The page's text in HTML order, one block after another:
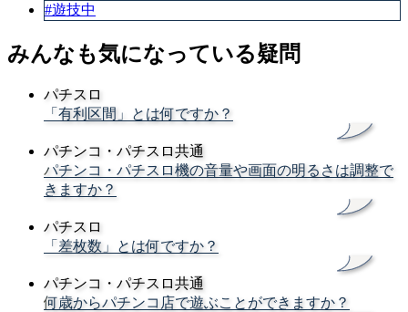
#遊技中
みんなも気になっている疑問
パチスロ
「有利区間」とは何ですか？
パチンコ・パチスロ共通
パチンコ・パチスロ機の音量や画面の明るさは調整で
きますか？
パチスロ
「差枚数」とは何ですか？
パチンコ・パチスロ共通
何歳からパチンコ店で遊ぶことができますか？